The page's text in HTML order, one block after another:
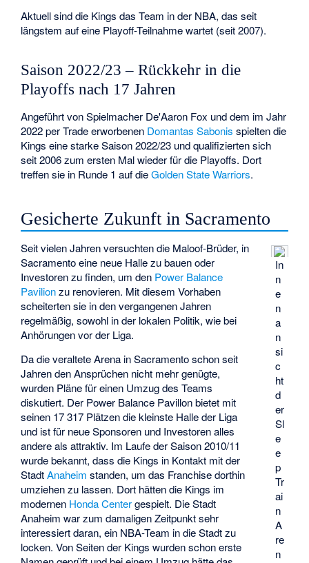
Aktuell sind die Kings das Team in der NBA, das seit
längstem auf eine Playoff-Teilnahme wartet (seit 2007).
Saison 2022/23 – Rückkehr in die
Playoffs nach 17 Jahren
Angeführt von Spielmacher De'Aaron Fox und dem im Jahr
2022 per Trade erworbenen Domantas Sabonis spielten die
Kings eine starke Saison 2022/23 und qualifizierten sich
seit 2006 zum ersten Mal wieder für die Playoffs. Dort
treffen sie in Runde 1 auf dieGolden State Warriors.
Gesicherte Zukunft in Sacramento
In
n
e
n
a
n
si
c
ht
d
er
Sl
e
e
p
Tr
ai
n
A
re
n
Seit vielen Jahren versuchten die Maloof-Brüder, in
Sacramento eine neue Halle zu bauen oder
Investoren zu finden, um den Power Balance
Pavilionzu renovieren. Mit diesem Vorhaben
scheiterten sie in den vergangenen Jahren
regelmäßig, sowohl in der lokalen Politik, wie bei
Anhörungen vor der Liga.
Da die veraltete Arena in Sacramento schon seit
Jahren den Ansprüchen nicht mehr genügte,
wurden Pläne für einen Umzug des Teams
diskutiert. Der Power Balance Pavillon bietet mit
seinen 17 317 Plätzen die kleinste Halle der Liga
und ist für neue Sponsoren und Investoren alles
andere als attraktiv. Im Laufe der Saison 2010/11
wurde bekannt, dass die Kings in Kontakt mit der
StadtAnaheim standen, um das Franchise dorthin
umziehen zu lassen. Dort hätten die Kings im
modernen Honda Centergespielt. Die Stadt
Anaheim war zum damaligen Zeitpunkt sehr
interessiert daran, ein NBA-Team in die Stadt zu
locken. Von Seiten der Kings wurden schon erste